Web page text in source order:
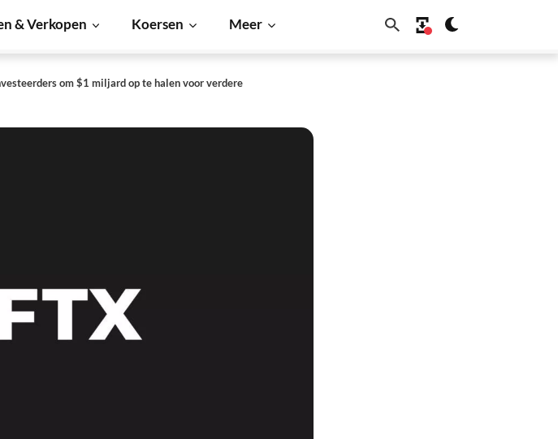
& Verkopen Koersen Meer
om $1 miljard op te halen voor verdere